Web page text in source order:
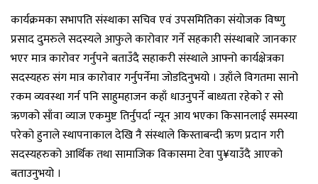
कार्यक्रमका सभापति संस्थाका सचिव एवं उपसमितिका संयोजक विष्णु
प्रसाद दुमरुले सदस्यले आफुले कारोवार गर्ने सहकारी संस्थाबारे जानकार
भएर मात्र कारोवर गर्नुपने बताउँदै सहाकरी संस्थाले आफ्नो कार्यक्षेत्रका
सदस्यहरु संग मात्र कारोवार गर्नुपर्नेमा जोडदिनुभयो । उहाँले विगतमा सानो
रकम व्यवस्था गर्न पनि साहुमहाजन कहाँ धाउनुपर्ने बाध्यता रहेको र सो
ऋणको साँवा व्याज एकमुष्ट तिर्नुपर्दा न्यून आय भएका किसानलाई समस्या
परेको हुनाले स्थापनाकाल देखि नै संस्थाले किस्ताबन्दी ऋण प्रदान गरी
सदस्यहरुको आर्थिक तथा सामाजिक विकासमा टेवा पु¥याउँदै आएको
बताउनुभयो ।